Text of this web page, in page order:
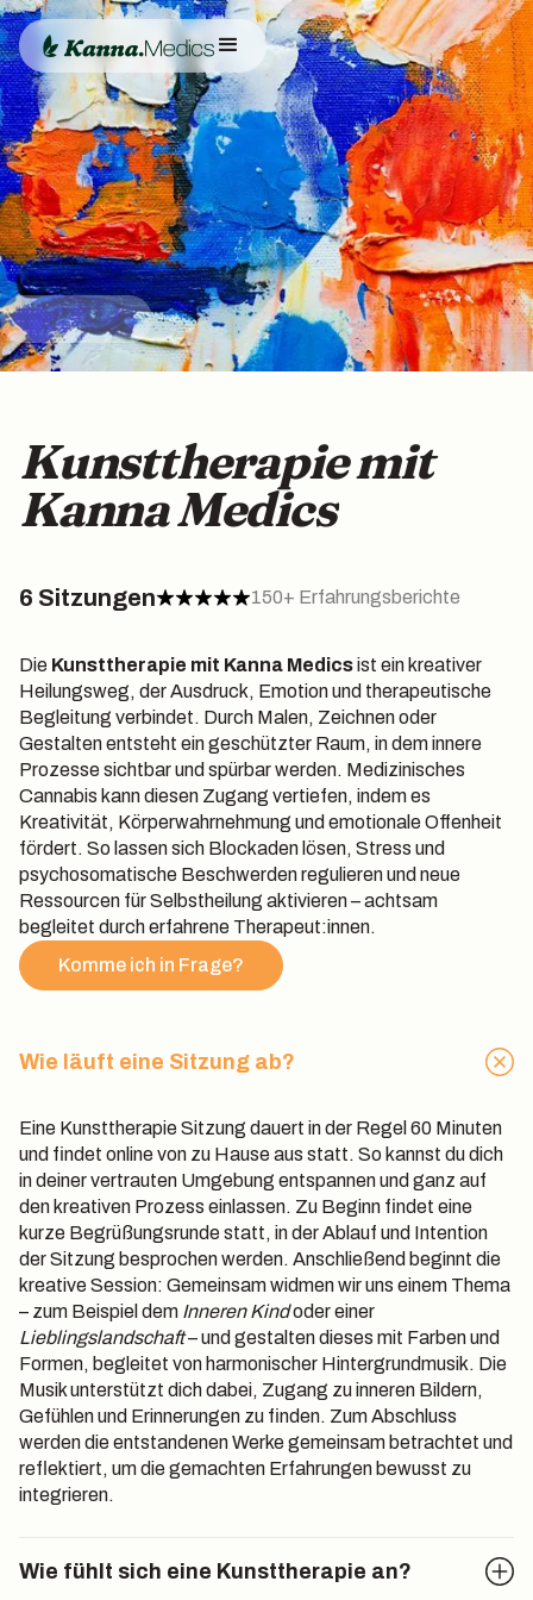
Kunsttherapie mit
Kanna Medics
6 Sitzungen 150+ Erfahrungsberichte
Die Kunsttherapie mit Kanna Medicsist ein kreativer
Heilungsweg, der Ausdruck, Emotion und therapeutische
Begleitung verbindet. Durch Malen, Zeichnen oder
Gestalten entsteht ein geschützter Raum, in dem innere
Prozesse sichtbar und spürbar werden. Medizinisches
Cannabis kann diesen Zugang vertiefen, indem es
Kreativität, Körperwahrnehmung und emotionale Offenheit
fördert. So lassen sich Blockaden lösen, Stress und
psychosomatische Beschwerden regulieren und neue
Ressourcen für Selbstheilung aktivieren – achtsam
begleitet durch erfahrene Therapeut:innen.
Komme ich in Frage?
Wie läuft eine Sitzung ab?
Eine Kunsttherapie Sitzung dauert in der Regel 60 Minuten
und findet online von zu Hause aus statt. So kannst du dich
in deiner vertrauten Umgebung entspannen und ganz auf
den kreativen Prozess einlassen. Zu Beginn findet eine
kurze Begrüßungsrunde statt, in der Ablauf und Intention
der Sitzung besprochen werden. Anschließend beginnt die
kreative Session: Gemeinsam widmen wir uns einem Thema
– zum Beispiel dem Inneren Kindoder einer
Lieblingslandschaft– und gestalten dieses mit Farben und
Formen, begleitet von harmonischer Hintergrundmusik. Die
Musik unterstützt dich dabei, Zugang zu inneren Bildern,
Gefühlen und Erinnerungen zu finden. Zum Abschluss
werden die entstandenen Werke gemeinsam betrachtet und
reflektiert, um die gemachten Erfahrungen bewusst zu
integrieren.
Wie fühlt sich eine Kunsttherapie an?